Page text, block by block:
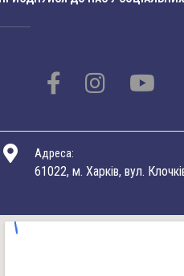
Адреса:
61022, м. Харків, вул.